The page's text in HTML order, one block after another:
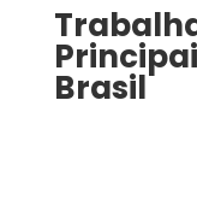
Brasil